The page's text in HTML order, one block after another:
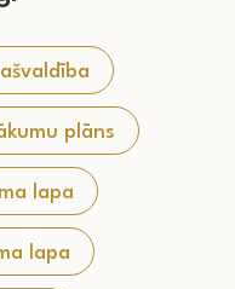
plāns
lapa
lapa